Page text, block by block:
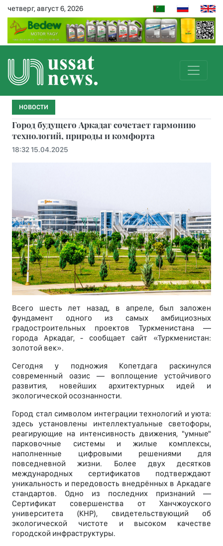
четверг, август 6, 2026
НОВОСТИ
Город будущего Аркадаг сочетает гармонию
технологий, природы и комфорта
18:32 15.04.2025
Всего шесть лет назад, в апреле, был заложен
фундамент одного из самых амбициозных
градостроительных проектов Туркменистана —
города Аркадаг, - сообщает сайт «Туркменистан:
золотой век».
Сегодня у подножия Копетдага раскинулся
современный оазис — воплощение устойчивого
развития, новейших архитектурных идей и
экологической осознанности.
Город стал символом интеграции технологий и уюта:
здесь установлены интеллектуальные светофоры,
реагирующие на интенсивность движения, "умные"
парковочные системы и жилые комплексы,
наполненные цифровыми решениями для
повседневной жизни. Более двух десятков
международных сертификатов подтверждают
уникальность и передовость внедрённых в Аркадаге
стандартов. Одно из последних признаний —
Сертификат совершенства от Ханчжоуского
университета (КНР), свидетельствующий об
экологической чистоте и высоком качестве
городской инфраструктуры.